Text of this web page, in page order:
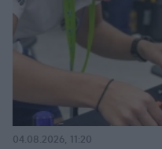
04.08.2026, 11:20